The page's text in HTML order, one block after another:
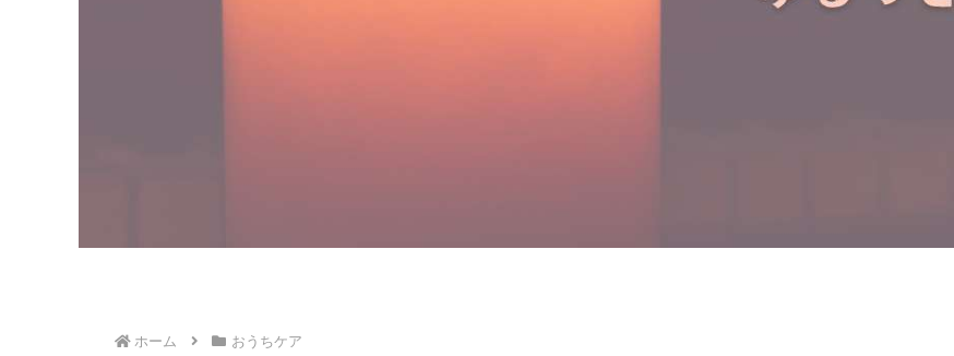
ホーム おうちケア